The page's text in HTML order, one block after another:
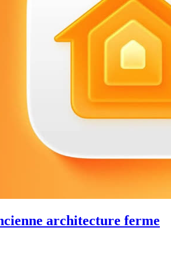
architecture ferme